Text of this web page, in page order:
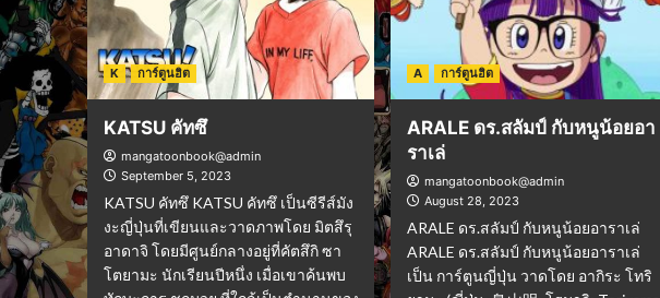
K การ์ตูนฮิต
KATSU คัทซึ
mangatoonbook@admin
September 5, 2023
KATSU คัทซึ KATSU คัทซึ เป็นซีรีส์มัง
งะญี่ปุ่นที่เขียนและวาดภาพโดย มิตสึรุ
อาดาจิ โดยมีศูนย์กลางอยู่ที่คัตสึกิ ซา
โตยามะ นักเรียนปีหนึ่ง เมื่อเขาค้นพบ
A การ์ตูนฮิต
ARALE ดร.สลัมป์ กับหนูน้อยอา
ราเล่
mangatoonbook@admin
August 28, 2023
ARALE ดร.สลัมป์ กับหนูน้อยอาราเล่
ARALE ดร.สลัมป์ กับหนูน้อยอาราเล่
เป็น การ์ตูนญี่ปุ่น วาดโดย อากิระ โทริ